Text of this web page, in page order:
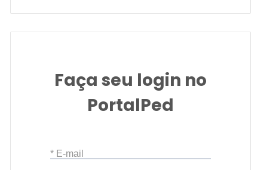
Faça seu login no
PortalPed
* E-mail